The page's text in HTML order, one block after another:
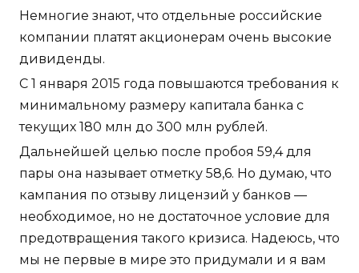
Немногие знают, что отдельные российские
компании платят акционерам очень высокие
дивиденды.
С 1 января 2015 года повышаются требования к
минимальному размеру капитала банка с
текущих 180 млн до 300 млн рублей.
Дальнейшей целью после пробоя 59,4 для
пары она называет отметку 58,6. Но думаю, что
кампания по отзыву лицензий у банков —
необходимое, но не достаточное условие для
предотвращения такого кризиса. Надеюсь, что
мы не первые в мире это придумали и я вам